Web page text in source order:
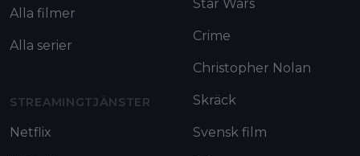
Alla filmer
Alla serier
STREAMINGTJÄNSTER
Netflix
Star Wars
Crime
Christopher Nolan
Skräck
Svensk film